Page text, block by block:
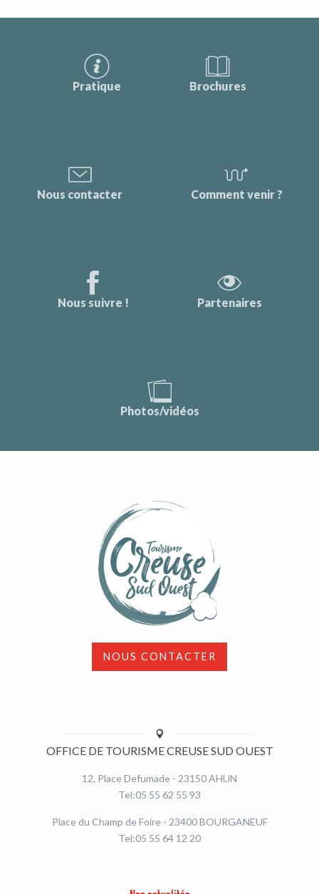
Pratique Brochures
Nous contacter Comment venir ?
Nous suivre ! Partenaires
Photos/vidéos
NOUS CONTACTER
OFFICE DE TOURISME CREUSE SUD OUEST
12, Place Defumade - 23150 AHUN
Tel:05 55 62 55 93
Place du Champ de Foire - 23400 BOURGANEUF
Tel:05 55 64 12 20